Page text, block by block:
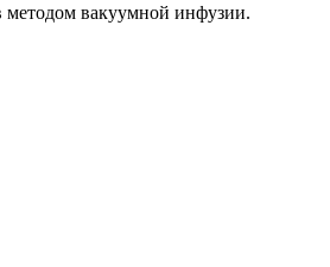
методом вакуумной инфузии.